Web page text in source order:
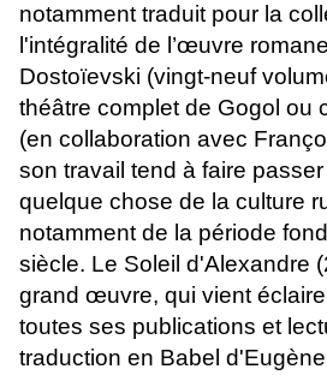
notamment traduit pour la
l'intégralité de l’œuvre
Dostoïevski (vingt-neuf
théâtre complet de Gogol ou
(en collaboration avec
son travail tend à faire
quelque chose de la culture
notamment de la période
siècle. Le Soleil d'Alexandre
grand œuvre, qui vient
toutes ses publications et
traduction en Babel